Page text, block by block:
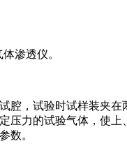
渗透仪。
，试验时试样装夹
压力的试验气体，使
数。